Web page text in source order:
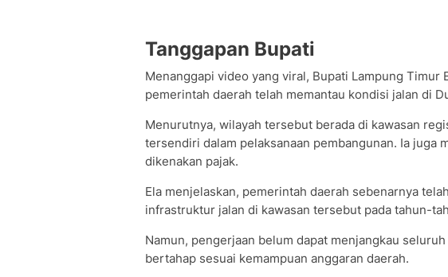
Tanggapan Bupati
Menanggapi video yang viral, Bupati Lampung Timur
pemerintah daerah telah memantau kondisi jalan di
Menurutnya, wilayah tersebut berada di kawasan
tersendiri dalam pelaksanaan pembangunan. Ia juga
dikenakan pajak.
Ela menjelaskan, pemerintah daerah sebenarnya
infrastruktur jalan di kawasan tersebut pada tahun-
Namun, pengerjaan belum dapat menjangkau
bertahap sesuai kemampuan anggaran daerah.